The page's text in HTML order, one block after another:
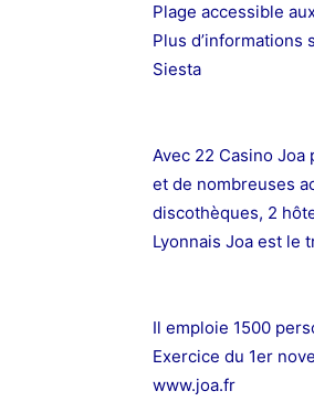
Plage accessible
Plus
Siesta
Avec 22 Casino
et de nombreuses
discothèques, 2
Lyonnais Joa est le
Il emploie 1500
Exercice du 1er
www.joa.fr